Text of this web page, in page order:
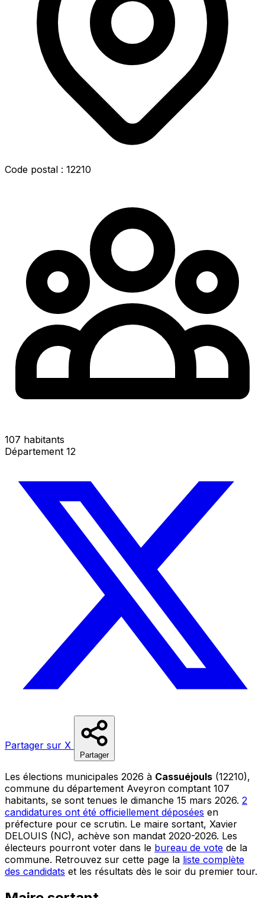
Code postal : 12210
107 habitants
Département 12
Partager sur X
Partager
Les élections municipales 2026 à Cassuéjouls (12210),
commune du département Aveyron comptant 107
habitants, se sont tenues le dimanche 15 mars 2026. 2
candidatures ont été officiellement déposées en
préfecture pour ce scrutin. Le maire sortant, Xavier
DELOUIS (NC), achève son mandat 2020-2026. Les
électeurs pourront voter dans le bureau de vote de la
commune. Retrouvez sur cette page la liste complète
des candidats et les résultats dès le soir du premier tour.